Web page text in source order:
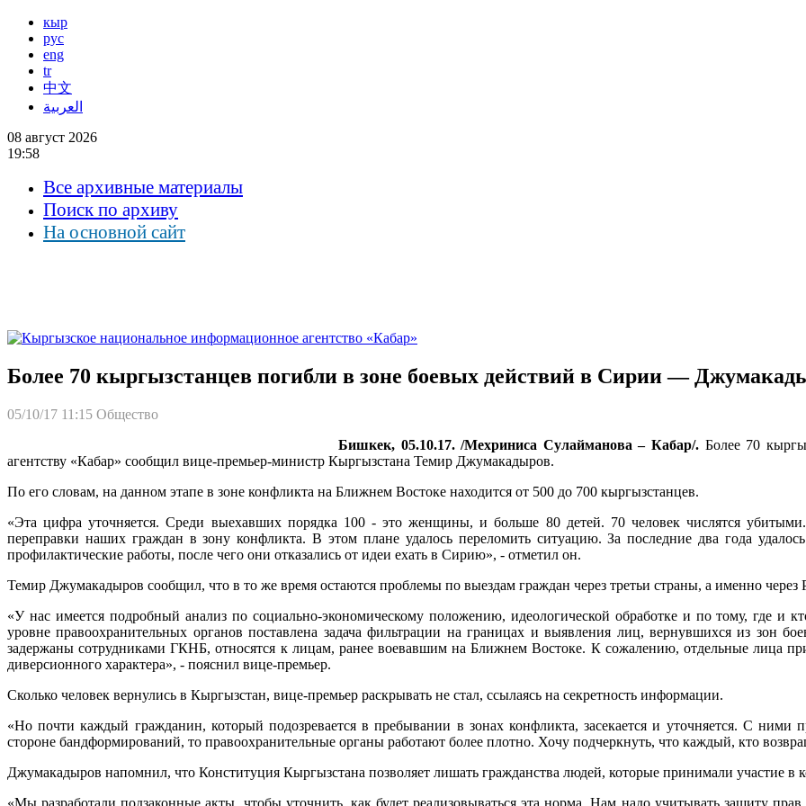
кыр
рус
eng
tr
中文
العربية
08 август 2026
19:58
Все архивные материалы
Поиск по архиву
На основной сайт
Более 70 кыргызстанцев погибли в зоне боевых действий в Сирии —
05/10/17 11:15 Общество
Бишкек, 05.10.17. /Мехриниса Сулайманова – Кабар/.Более 70
агентству «Кабар» сообщил вице-премьер-министр Кыргызстана Темир Джумакадыров.
По его словам, на данном этапе в зоне конфликта на Ближнем Востоке находится от 500 до 700 кыргызстанцев.
«Эта цифра уточняется. Среди выехавших порядка 100 - это женщины, и больше 80 детей. 70 человек числятся
переправки наших граждан в зону конфликта. В этом плане удалось переломить ситуацию. За последние два года
профилактические работы, после чего они отказались от идеи ехать в Сирию», - отметил он.
Темир Джумакадыров сообщил, что в то же время остаются проблемы по выездам граждан через третьи страны, а именно
«У нас имеется подробный анализ по социально-экономическому положению, идеологической обработке и по тому, где и
уровне правоохранительных органов поставлена задача фильтрации на границах и выявления лиц, вернувшихся из зон
задержаны сотрудниками ГКНБ, относятся к лицам, ранее воевавшим на Ближнем Востоке. К сожалению, отдельные лица
диверсионного характера», - пояснил вице-премьер.
Сколько человек вернулись в Кыргызстан, вице-премьер раскрывать не стал, ссылаясь на секретность информации.
«Но почти каждый гражданин, который подозревается в пребывании в зонах конфликта, засекается и уточняется. С ними
стороне бандформирований, то правоохранительные органы работают более плотно. Хочу подчеркнуть, что каждый, кто
Джумакадыров напомнил, что Конституция Кыргызстана позволяет лишать гражданства людей, которые принимали участие в
«Мы разработали подзаконные акты, чтобы уточнить, как будет реализовываться эта норма. Нам надо учитывать защиту